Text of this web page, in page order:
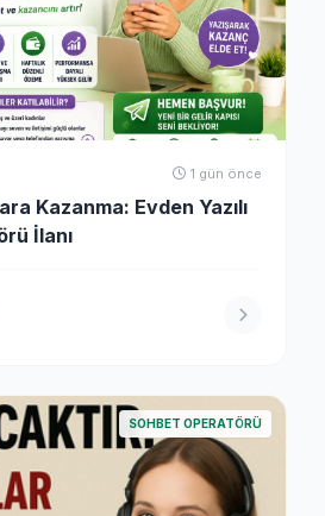
1 gün önce
Kazanma: Evden Yazılı
İlanı
SOHBET OPERATÖRÜ